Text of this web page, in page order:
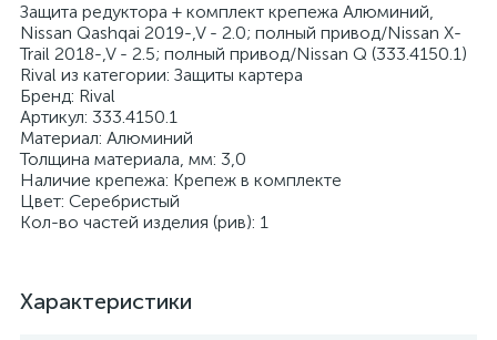
Защита редуктора + комплект крепежа Алюминий,
Nissan Qashqai 2019-,V - 2.0; полный привод/Nissan X-
Trail 2018-,V - 2.5; полный привод/Nissan Q (333.4150.1)
Rival из категории: Защиты картера
Бренд: Rival
Артикул: 333.4150.1
Материал: Алюминий
Толщина материала, мм: 3,0
Наличие крепежа: Крепеж в комплекте
Цвет: Серебристый
Кол-во частей изделия (рив): 1
Характеристики